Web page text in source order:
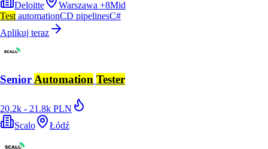
Deloitte Warszawa +8Mid
Test automationCD pipelinesC#
Aplikuj teraz
SeniorAutomation Tester
20.2k - 21.8k PLN
Scalo
Łódź